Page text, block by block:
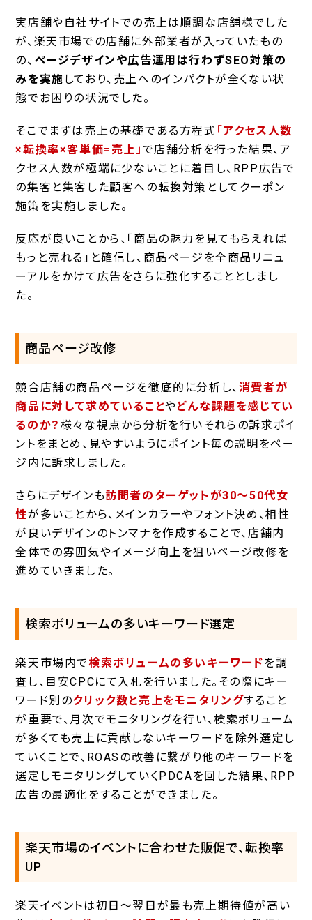
実店舗や自社サイトでの売上は順調な店舗様でした
が、楽天市場での店舗に外部業者が入っていたもの
の、 ページデザインや広告運用は行わずSEO対策の
みを実施 しており、売上へのインパクトが全くない状
態でお困りの状況でした。
そこでまずは売上の基礎である方程式 「アクセス人数
×転換率×客単価=売上」 で店舗分析を行った結果、ア
クセス人数が極端に少ないことに着目し、RPP広告で
の集客と集客した顧客への転換対策としてクーポン
施策を実施しました。
反応が良いことから、「商品の魅力を見てもらえれば
もっと売れる」と確信し、商品ページを全商品リニュ
ーアルをかけて広告をさらに強化することとしまし
た。
商品ページ改修
競合店舗の商品ページを徹底的に分析し、 消費者が
商品に対して求めていることやどんな課題を感じてい
るのか？ 様々な視点から分析を行いそれらの訴求ポイ
ントをまとめ、見やすいようにポイント毎の説明をペー
ジ内に訴求しました。
さらにデザインも訪問者のターゲットが30～50代女
性が多いことから、メインカラーやフォント決め、相性
が良いデザインのトンマナを作成することで、店舗内
全体での雰囲気やイメージ向上を狙いページ改修を
進めていきました。
検索ボリュームの多いキーワード選定
楽天市場内で検索ボリュームの多いキーワードを調
査し、目安CPCにて入札を行いました。その際にキー
ワード別のクリック数と売上をモニタリングすること
が重要で、月次でモニタリングを行い、検索ボリューム
が多くても売上に貢献しないキーワードを除外選定し
ていくことで、ROASの改善に繋がり他のキーワードを
選定しモニタリングしていくPDCAを回した結果、RPP
広告の最適化をすることができました。
楽天市場のイベントに合わせた販促で、転換率
UP
楽天イベントは初日～翌日が最も売上期待値が高い